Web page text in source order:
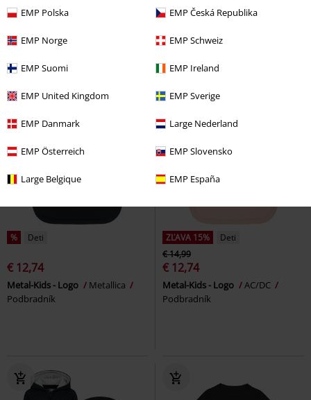
EMP Polska EMP Česká Republika
EMP Norge EMP Schweiz
EMP Suomi EMP Ireland
EMP United Kingdom EMP Sverige
EMP Danmark Large Nederland
EMP Österreich EMP Slovensko
Large Belgique EMP España
€ 14,99
Metal-Kids - Logo
Podbradník
€ 32,99
Metal-Kids - Knucklehead
Finger Death Punch
deti
% Deti
€ 12,74
Metal-Kids - Logo
Metallica
Podbradník
ZĽAVA 15%
Deti
€ 14,99
€ 12,74
Metal-Kids - Logo
AC/DC
Podbradník